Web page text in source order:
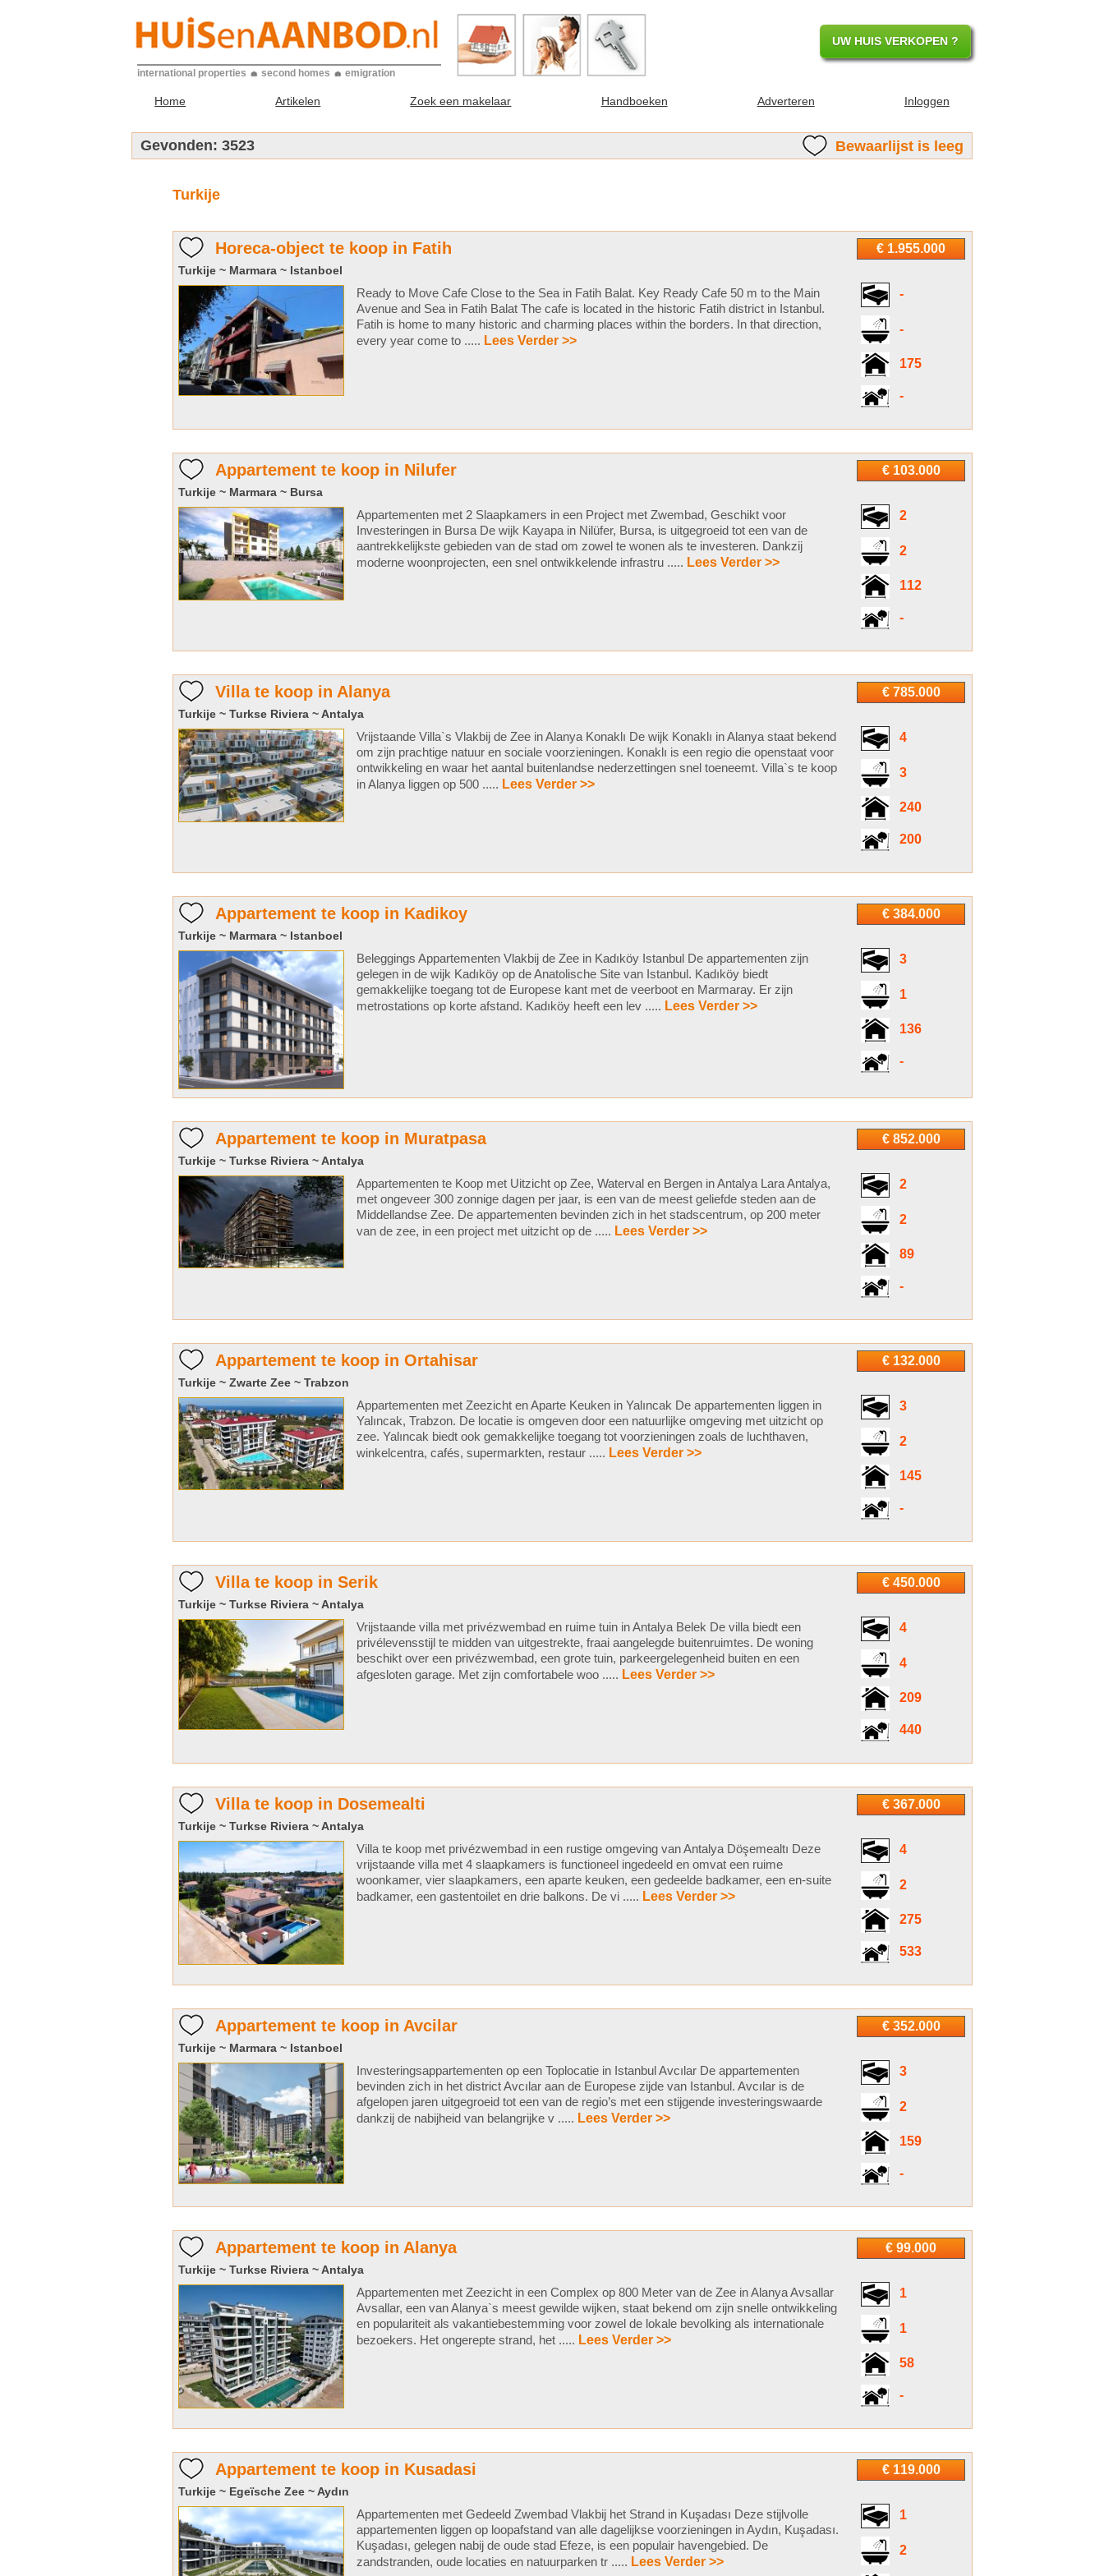
international properties second homes emigration
UW HUIS VERKOPEN ?
Home Artikelen Zoek een makelaar Handboeken Adverteren Inloggen
Gevonden: 3523 Bewaarlijst is leeg
Turkije
€ 1.955.000
Horeca-object te koop in Fatih
Turkije ~ Marmara ~ Istanboel
-
-
175
-
Ready to Move Cafe Close to the Sea in Fatih Balat. Key Ready Cafe 50 m to the Main
Avenue and Sea in Fatih Balat The cafe is located in the historic Fatih district in Istanbul.
Fatih is home to many historic and charming places within the borders. In that direction,
every year come to ..... Lees Verder >>
€ 103.000
Appartement te koop in Nilufer
Turkije ~ Marmara ~ Bursa
2
2
112
-
Appartementen met 2 Slaapkamers in een Project met Zwembad, Geschikt voor
Investeringen in Bursa De wijk Kayapa in Nilüfer, Bursa, is uitgegroeid tot een van de
aantrekkelijkste gebieden van de stad om zowel te wonen als te investeren. Dankzij
moderne woonprojecten, een snel ontwikkelende infrastru ..... Lees Verder >>
€ 785.000
Villa te koop in Alanya
Turkije ~ Turkse Riviera ~ Antalya
4
3
240
200
Vrijstaande Villa`s Vlakbij de Zee in Alanya Konaklı De wijk Konaklı in Alanya staat bekend
om zijn prachtige natuur en sociale voorzieningen. Konaklı is een regio die openstaat voor
ontwikkeling en waar het aantal buitenlandse nederzettingen snel toeneemt. Villa`s te koop
in Alanya liggen op 500 ..... Lees Verder >>
€ 384.000
Appartement te koop in Kadikoy
Turkije ~ Marmara ~ Istanboel
3
1
136
-
Beleggings Appartementen Vlakbij de Zee in Kadıköy Istanbul De appartementen zijn
gelegen in de wijk Kadıköy op de Anatolische Site van Istanbul. Kadıköy biedt
gemakkelijke toegang tot de Europese kant met de veerboot en Marmaray. Er zijn
metrostations op korte afstand. Kadıköy heeft een lev ..... Lees Verder >>
€ 852.000
Appartement te koop in Muratpasa
Turkije ~ Turkse Riviera ~ Antalya
2
2
89
-
Appartementen te Koop met Uitzicht op Zee, Waterval en Bergen in Antalya Lara Antalya,
met ongeveer 300 zonnige dagen per jaar, is een van de meest geliefde steden aan de
Middellandse Zee. De appartementen bevinden zich in het stadscentrum, op 200 meter
van de zee, in een project met uitzicht op de ..... Lees Verder >>
€ 132.000
Appartement te koop in Ortahisar
Turkije ~ Zwarte Zee ~ Trabzon
3
2
145
-
Appartementen met Zeezicht en Aparte Keuken in Yalıncak De appartementen liggen in
Yalıncak, Trabzon. De locatie is omgeven door een natuurlijke omgeving met uitzicht op
zee. Yalıncak biedt ook gemakkelijke toegang tot voorzieningen zoals de luchthaven,
winkelcentra, cafés, supermarkten, restaur ..... Lees Verder >>
€ 450.000
Villa te koop in Serik
Turkije ~ Turkse Riviera ~ Antalya
4
4
209
440
Vrijstaande villa met privézwembad en ruime tuin in Antalya Belek De villa biedt een
privélevensstijl te midden van uitgestrekte, fraai aangelegde buitenruimtes. De woning
beschikt over een privézwembad, een grote tuin, parkeergelegenheid buiten en een
afgesloten garage. Met zijn comfortabele woo ..... Lees Verder >>
€ 367.000
Villa te koop in Dosemealti
Turkije ~ Turkse Riviera ~ Antalya
4
2
275
533
Villa te koop met privézwembad in een rustige omgeving van Antalya Döşemealtı Deze
vrijstaande villa met 4 slaapkamers is functioneel ingedeeld en omvat een ruime
woonkamer, vier slaapkamers, een aparte keuken, een gedeelde badkamer, een en-suite
badkamer, een gastentoilet en drie balkons. De vi ..... Lees Verder >>
€ 352.000
Appartement te koop in Avcilar
Turkije ~ Marmara ~ Istanboel
3
2
159
-
Investeringsappartementen op een Toplocatie in Istanbul Avcılar De appartementen
bevinden zich in het district Avcılar aan de Europese zijde van Istanbul. Avcılar is de
afgelopen jaren uitgegroeid tot een van de regio’s met een stijgende investeringswaarde
dankzij de nabijheid van belangrijke v ..... Lees Verder >>
€ 99.000
Appartement te koop in Alanya
Turkije ~ Turkse Riviera ~ Antalya
1
1
58
-
Appartementen met Zeezicht in een Complex op 800 Meter van de Zee in Alanya Avsallar
Avsallar, een van Alanya`s meest gewilde wijken, staat bekend om zijn snelle ontwikkeling
en populariteit als vakantiebestemming voor zowel de lokale bevolking als internationale
bezoekers. Het ongerepte strand, het ..... Lees Verder >>
€ 119.000
Appartement te koop in Kusadasi
Turkije ~ Egeïsche Zee ~ Aydın
1
2
Appartementen met Gedeeld Zwembad Vlakbij het Strand in Kuşadası Deze stijlvolle
appartementen liggen op loopafstand van alle dagelijkse voorzieningen in Aydın, Kuşadası.
Kuşadası, gelegen nabij de oude stad Efeze, is een populair havengebied. De
zandstranden, oude locaties en natuurparken tr ..... Lees Verder >>